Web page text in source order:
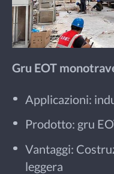
Gru EOT
Applicazioni:
Prodotto: gru
Vantaggi:
leggera